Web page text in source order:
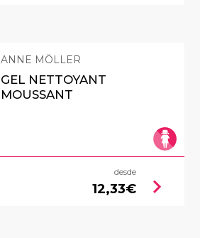
ANNE MÖLLER
GEL NETTOYANT
MOUSSANT
desde
12,33€ chevron_right